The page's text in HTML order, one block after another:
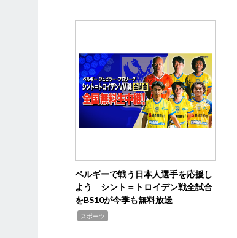
ベルギーで戦う日本人選手を応援し
よう シント＝トロイデン戦全試合
をBS10が今季も無料放送
スポーツ